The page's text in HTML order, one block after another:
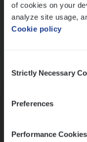
of cookies on your
analyze site usage,
Cookie policy
Selection
Strictly Necessary
Preferences
Performance Cookies